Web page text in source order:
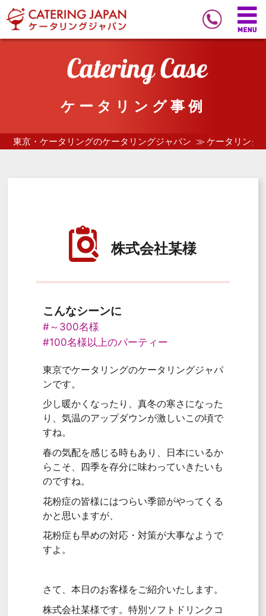
ケータリング事例
東京・ケータリングのケータリングジャパン ケータリング
株式会社某様
こんなシーンに
#～300名様
#100名様以上のパーティー
東京でケータリングのケータリングジャパ
ンです。
少し暖かくなったり、真冬の寒さになった
り、気温のアップダウンが激しいこの頃で
すね。
春の気配を感じる時もあり、日本にいるか
らこそ、四季を存分に味わっていきたいも
のですね。
花粉症の皆様にはつらい季節がやってくる
かと思いますが、
花粉症も早めの対応・対策が大事なようで
すよ。
さて、本日のお客様をご紹介いたします。
株式会社某様です。特別ソフトドリンクコ